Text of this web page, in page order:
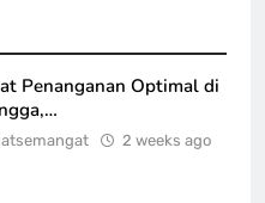
Penanganan Optimal di
2 weeks ago